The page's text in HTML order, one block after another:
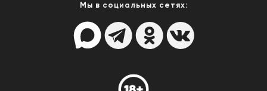
Мы в социальных сетях: